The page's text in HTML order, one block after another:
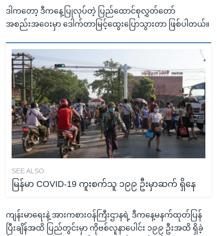
ဒါကတော့ ဒီကနေ့ပြုလုပ်တဲ့ ပြည်ထောင်စုလွှတ်တော်
အစည်းအဝေးမှာ ဒေါက်တာမြင့်ထွေးပြောသွားတာ ဖြစ်ပါတယ်။
SEE ALSO:
မြန်မာ COVID-19 ကူးစက်သူ ၁၉၉ ဦးမှာဆက် ရှိနေ
ကျန်းမာရေးနဲ့ အားကစားဝန်ကြီးဌာနရဲ့ ဒီကနေ့မနက်ထုတ်ပြန်
ပြီးချိန်အထိ ပြည်တွင်းမှာ ကိုဗစ်လူနာပေါင်း ၁၉၉ ဦးအထိ ရှိခဲ့